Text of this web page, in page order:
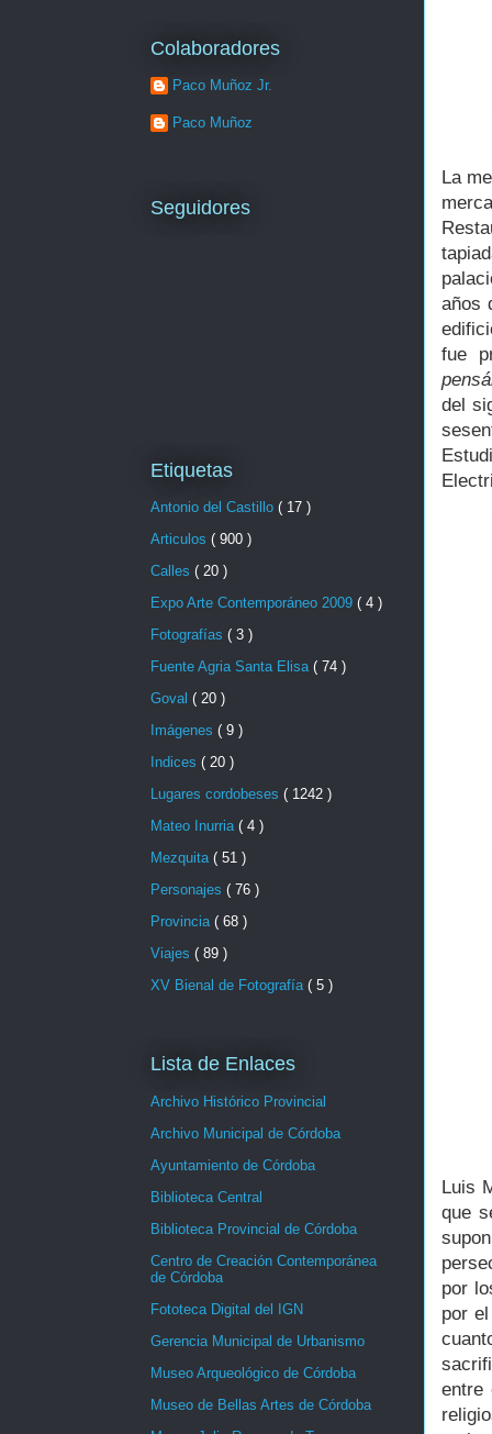
La
años
fue
del
Luis
que
por
por
entre
Colaboradores
Paco Muñoz Jr.
Paco Muñoz
Seguidores
Etiquetas
Antonio del Castillo ( 17 )
Articulos ( 900 )
Calles ( 20 )
Expo Arte Contemporáneo 2009 ( 4 )
Fotografías ( 3 )
Fuente Agria Santa Elisa ( 74 )
Goval ( 20 )
Imágenes ( 9 )
Indices ( 20 )
Lugares cordobeses ( 1242 )
Mateo Inurria ( 4 )
Mezquita ( 51 )
Personajes ( 76 )
Provincia ( 68 )
Viajes ( 89 )
XV Bienal de Fotografía ( 5 )
Lista de Enlaces
Archivo Histórico Provincial
Archivo Municipal de Córdoba
Ayuntamiento de Córdoba
Biblioteca Central
Biblioteca Provincial de Córdoba
Centro de Creación Contemporánea
de Córdoba
Fototeca Digital del IGN
Gerencia Municipal de Urbanismo
Museo Arqueológico de Córdoba
Museo de Bellas Artes de Córdoba